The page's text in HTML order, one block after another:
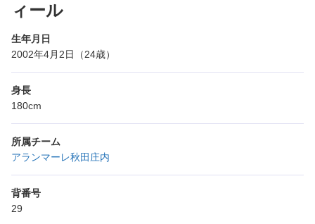
ィール
生年月日
2002年4月2日（24歳）
身長
180cm
所属チーム
アランマーレ秋田庄内
背番号
29